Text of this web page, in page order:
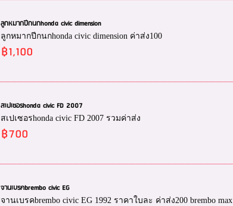
ลูกหมากปีกนกhonda civic dimension
ลูกหมากปีกนกhonda civic dimension ค่าส่ง100
฿1,100
สเปเซอรhonda civic FD 2007
สเปเซอรhonda civic FD 2007 รวมค่าส่ง
฿700
จานเบรคbrembo civic EG
จานเบรคbrembo civic EG 1992 ราคาใบละ ค่าส่ง200 brembo max